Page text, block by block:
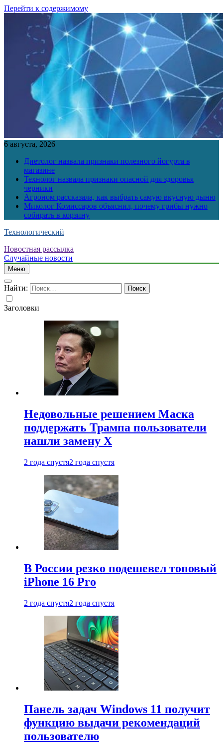
Перейти к содержимому
6 августа, 2026
Диетолог назвала признаки полезного йогурта в
магазине
Технолог назвала признаки опасной для здоровья
черники
Агроном рассказала, как выбрать самую вкусную дыню
Миколог Комиссаров объяснил, почему грибы нужно
собирать в корзину
Технологический
Новостная рассылка
Случайные новости
Меню
Найти:
Заголовки
Недовольные решением Маска
поддержать Трампа пользователи
нашли замену X
2 года спустя2 года спустя
В России резко подешевел топовый
iPhone 16 Pro
2 года спустя2 года спустя
Панель задач Windows 11 получит
функцию выдачи рекомендаций
пользователю